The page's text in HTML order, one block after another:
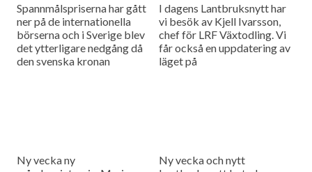
Spannmålspriserna har gått
ner på de internationella
börserna och i Sverige blev
det ytterligare nedgång då
den svenska kronan
I dagens Lantbruksnytt har
vi besök av Kjell Ivarsson,
chef för LRF Växtodling. Vi
får också en uppdatering av
läget på
Ny vecka ny
Ny vecka och nytt